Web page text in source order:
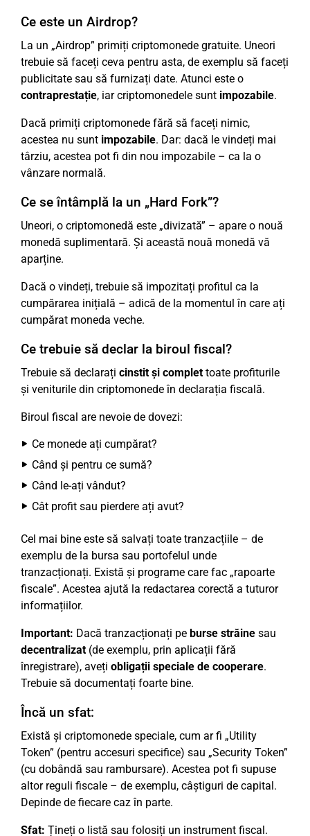
Ce este un Airdrop?
La un „Airdrop” primiți criptomonede gratuite. Uneori
trebuie să faceți ceva pentru asta, de exemplu să faceți
publicitate sau să furnizați date. Atunci este o
contraprestație, iar criptomonedele sunt impozabile.
Dacă primiți criptomonede fără să faceți nimic,
acestea nu sunt impozabile. Dar: dacă le vindeți mai
târziu, acestea pot fi din nou impozabile – ca la o
vânzare normală.
Ce se întâmplă la un „Hard Fork”?
Uneori, o criptomonedă este „divizată” – apare o nouă
monedă suplimentară. Și această nouă monedă vă
aparține.
Dacă o vindeți, trebuie să impozitați profitul ca la
cumpărarea inițială – adică de la momentul în care ați
cumpărat moneda veche.
Ce trebuie să declar la biroul fiscal?
Trebuie să declarați cinstit și complettoate profiturile
și veniturile din criptomonede în declarația fiscală.
Biroul fiscal are nevoie de dovezi:
Ce monede ați cumpărat?
Când și pentru ce sumă?
Când le-ați vândut?
Cât profit sau pierdere ați avut?
Cel mai bine este să salvați toate tranzacțiile – de
exemplu de la bursa sau portofelul unde
tranzacționați. Există și programe care fac „rapoarte
fiscale”. Acestea ajută la redactarea corectă a tuturor
informațiilor.
Important: Dacă tranzacționați pe burse străine sau
decentralizat(de exemplu, prin aplicații fără
înregistrare), aveți obligații speciale de cooperare.
Trebuie să documentați foarte bine.
Încă un sfat:
Există și criptomonede speciale, cum ar fi „Utility
Token” (pentru accesuri specifice) sau „Security Token”
(cu dobândă sau rambursare). Acestea pot fi supuse
altor reguli fiscale – de exemplu, câștiguri de capital.
Depinde de fiecare caz în parte.
Sfat: Țineți o listă sau folosiți un instrument fiscal.